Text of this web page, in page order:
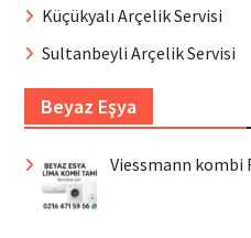
Küçükyalı Arçelik Servisi
Sultanbeyli Arçelik Servisi
Beyaz Eşya
Viessmann kombi